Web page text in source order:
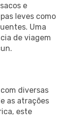
e
leves como
Uma
de viagem
diversas
as atrações
este